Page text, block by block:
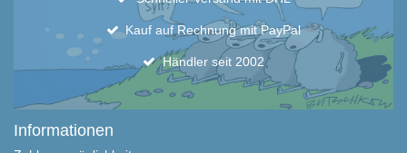
Kauf auf Rechnung mit PayPal
Händler seit 2002
Informationen